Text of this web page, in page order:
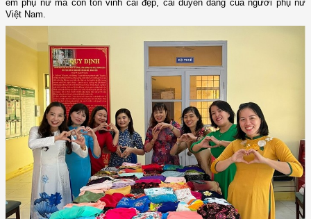
em phụ nữ mà còn tôn vinh cái đẹp, cái duyên dáng của người phụ nữ
Việt Nam.